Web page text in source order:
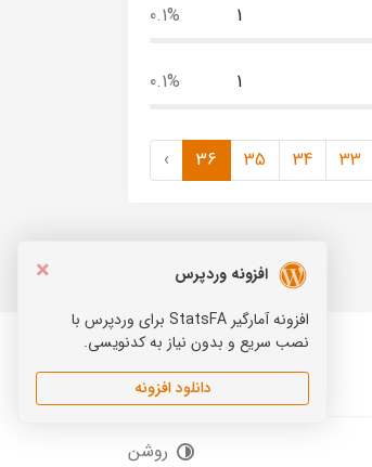
1
0.1%
1
0.1%
33
34
35
36
›
×
افزونه وردپرس
افزونه آمارگیر StatsFA برای وردپرس با
نصب سریع و بدون نیاز به کدنویسی.
دانلود افزونه
Instagram
Telegram
روشن